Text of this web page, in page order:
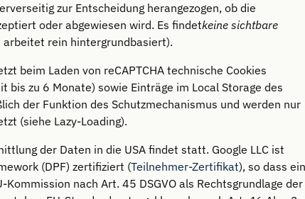
zur Entscheidung herangezogen, ob die
oder abgewiesen wird. Es findetkeine sichtbare
rein hintergrundbasiert).
beim Laden von reCAPTCHA technische Cookies
bis zu 6 Monate) sowie Einträge im Local Storage des
der Funktion des Schutzmechanismus und werden nur
(siehe Lazy-Loading).
der Daten in die USA findet statt. Google LLC ist
(DPF) zertifiziert (Teilnehmer-Zertifikat), so dass ein
nach Art. 45 DSGVO als Rechtsgrundlage der